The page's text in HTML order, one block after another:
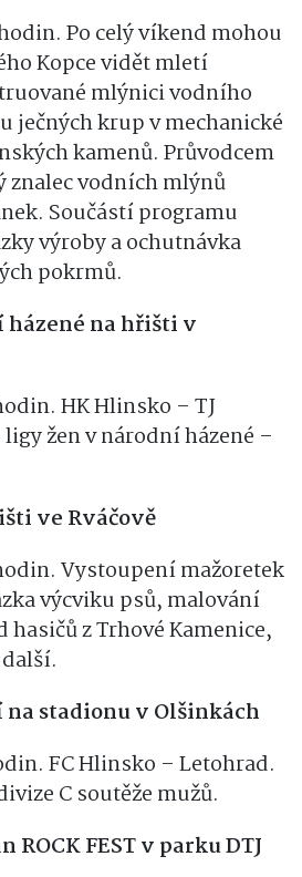
Po celý víkend mohou
Kopce vidět mletí
mlýnici vodního
ječných krup v mechanické
kamenů. Průvodcem
znalec vodních mlýnů
Součástí programu
výroby a ochutnávka
pokrmů.
na hřišti v
HK Hlinsko – TJ
žen v národní házené –
ve Rváčově
Vystoupení mažoretek
výcviku psů, malování
hasičů z Trhové Kamenice,
stadionu v Olšinkách
FC Hlinsko – Letohrad.
C soutěže mužů.
FEST v parku DTJ